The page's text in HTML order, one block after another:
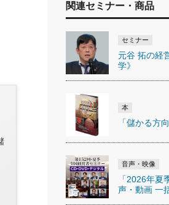
関連セミナー・商品
セミナー
元谷 拓の経
学》
本
「儲かる方
音声・映像
「2026年
声・動画 一